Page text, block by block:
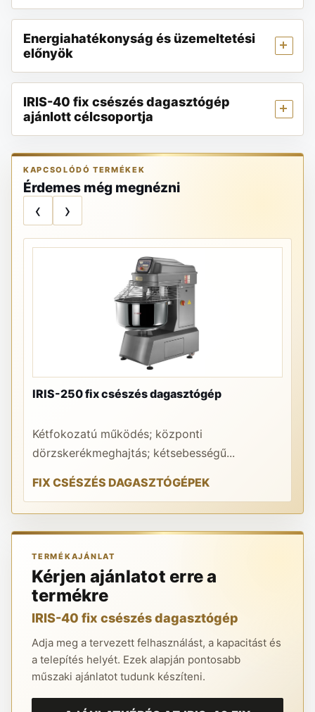
Energiahatékonyság és üzemeltetési
előnyök
IRIS-40 fix csészés dagasztógép
ajánlott célcsoportja
KAPCSOLÓDÓ TERMÉKEK
Érdemes még megnézni
‹ ›
IRIS-250 fix csészés dagasztógép
Kétfokozatú működés; központi
dörzskerékmeghajtás; kétsebességű...
FIX CSÉSZÉS DAGASZTÓGÉPEK
TERMÉKAJÁNLAT
Kérjen ajánlatot erre a
termékre
IRIS-40 fix csészés dagasztógép
Adja meg a tervezett felhasználást, a kapacitást és
a telepítés helyét. Ezek alapján pontosabb
műszaki ajánlatot tudunk készíteni.